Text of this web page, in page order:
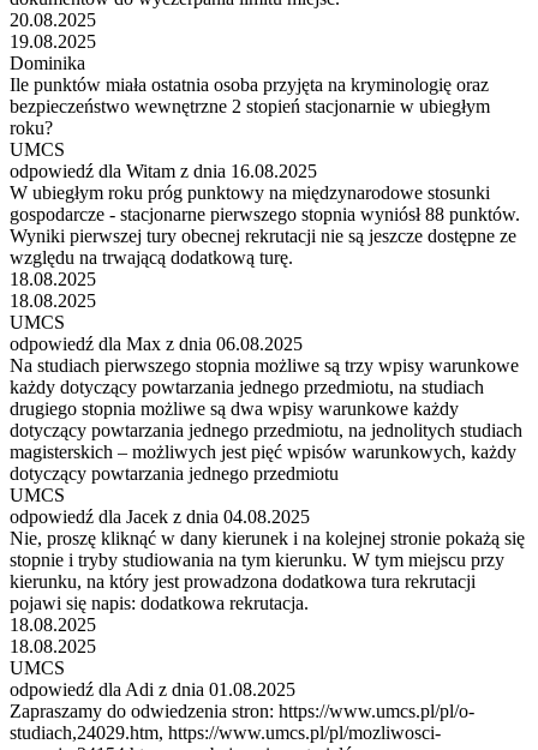
20.08.2025
19.08.2025
Dominika
Ile punktów miała ostatnia osoba przyjęta na kryminologię oraz
bezpieczeństwo wewnętrzne 2 stopień stacjonarnie w ubiegłym
roku?
UMCS
odpowiedź dla Witam z dnia 16.08.2025
W ubiegłym roku próg punktowy na międzynarodowe stosunki
gospodarcze - stacjonarne pierwszego stopnia wyniósł 88 punktów.
Wyniki pierwszej tury obecnej rekrutacji nie są jeszcze dostępne ze
względu na trwającą dodatkową turę.
18.08.2025
18.08.2025
UMCS
odpowiedź dla Max z dnia 06.08.2025
Na studiach pierwszego stopnia możliwe są trzy wpisy warunkowe
każdy dotyczący powtarzania jednego przedmiotu, na studiach
drugiego stopnia możliwe są dwa wpisy warunkowe każdy
dotyczący powtarzania jednego przedmiotu, na jednolitych studiach
magisterskich – możliwych jest pięć wpisów warunkowych, każdy
dotyczący powtarzania jednego przedmiotu
UMCS
odpowiedź dla Jacek z dnia 04.08.2025
Nie, proszę kliknąć w dany kierunek i na kolejnej stronie pokażą się
stopnie i tryby studiowania na tym kierunku. W tym miejscu przy
kierunku, na który jest prowadzona dodatkowa tura rekrutacji
pojawi się napis: dodatkowa rekrutacja.
18.08.2025
18.08.2025
UMCS
odpowiedź dla Adi z dnia 01.08.2025
Zapraszamy do odwiedzenia stron: https://www.umcs.pl/pl/o-
studiach,24029.htm, https://www.umcs.pl/pl/mozliwosci-